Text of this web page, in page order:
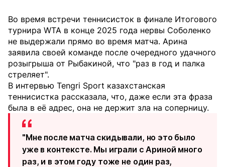
Во время встречи теннисисток в финале Итогового
турнира WTA в конце 2025 года нервы Соболенко
не выдержали прямо во время матча. Арина
заявила своей команде после очередного удачного
розыгрыша от Рыбакиной, что "раз в год и палка
стреляет".
В интервью Tengri Sport казахстанская
теннисистка рассказала, что, даже если эта фраза
была в её адрес, она не держит зла на соперницу.
"Мне после матча скидывали, но это было
уже в контексте. Мы играли с Ариной много
раз, и в этом году тоже не один раз,